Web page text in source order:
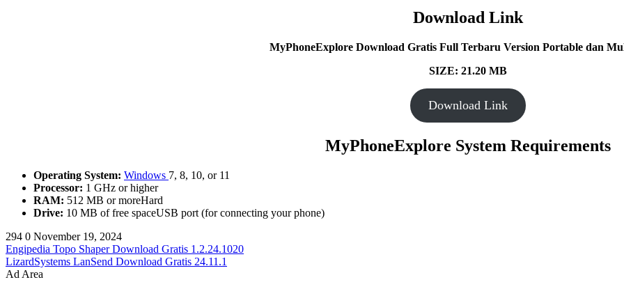
Download Link
MyPhoneExplore Download Gratis Full Terbaru Version Portable dan
SIZE: 21.20 MB
Download Link
MyPhoneExplore System Requirements
Operating System: Windows 7, 8, 10, or 11
Processor: 1 GHz or higher
RAM: 512 MB or moreHard
Drive: 10 MB of free spaceUSB port (for connecting your phone)
294 0 November 19, 2024
Engipedia Topo Shaper Download Gratis 1.2.24.1020
LizardSystems LanSend Download Gratis 24.11.1
Ad Area